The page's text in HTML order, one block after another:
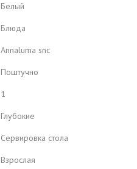
Белый
Блюда
Annaluma snc
Поштучно
1
Глубокие
Сервировка стола
Взрослая